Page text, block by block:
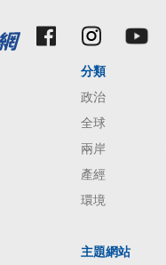
分類
政治
全球
兩岸
產經
環境
主題網站